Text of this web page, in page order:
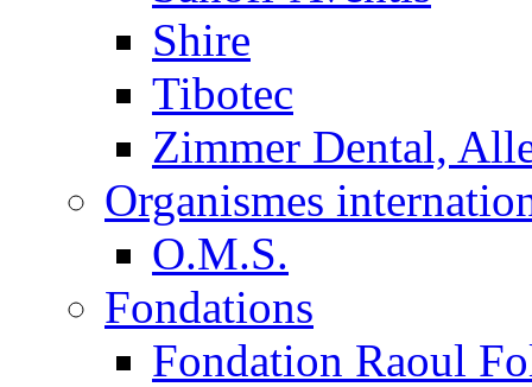
Shire
Tibotec
Zimmer Dental,
Organismes
O.M.S.
Fondations
Fondation Raoul